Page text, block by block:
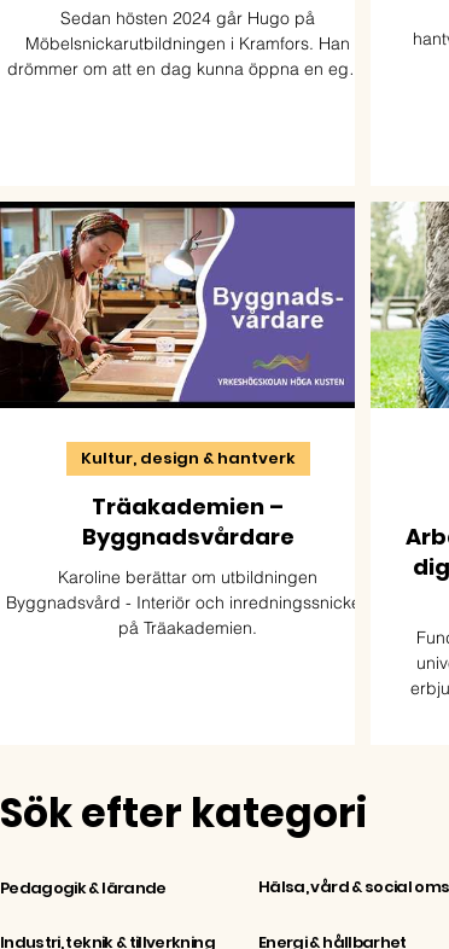
Sedan hösten 2024 går Hugo på
Möbelsnickarutbildningen i Kramfors. Han
drömmer om att en dag kunna öppna en egen
Träakademien –
Byggnadsvårdare
Karoline berättar om utbildningen
Byggnadsvård - Interiör och inredningssnickeri
på Träakademien.
Kultur, design & hantverk
Sök efter kategori
Pedagogik & lärande
Industri, teknik & tillverkning
Hälsa, vård & social
Energi & hållbarhet